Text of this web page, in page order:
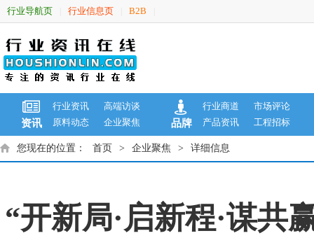
行业导航页 行业信息页 B2B
资讯
行业资讯
高端访谈
原料动态
企业聚焦 品牌
行业商道
市场评论
产品资讯
工程招标
您现在的位置： 首页 > 企业聚焦 > 详细信息
“开新局·启新程·谋共